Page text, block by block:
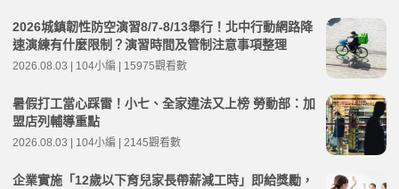
2026城鎮韌性防空演習8/7-8/13舉行！北中行動網路降
速演練有什麼限制？演習時間及管制注意事項整理
2026.08.03 | 104小編 | 15975觀看數
暑假打工當心踩雷！小七、全家違法又上榜 勞動部：加
盟店列輔導重點
2026.08.03 | 104小編 | 2145觀看數
企業實施「12歲以下育兒家長帶薪減工時」即給獎勵，